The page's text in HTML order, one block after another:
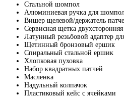
Стальной шомпол
Алюминиевая ручка для
Вишер щелевой/держатель
Сервисная щетка
Латунный резьбовой адаптер
Щетинный бронзовый ершик
Спиральный стальной ершик
Хлопковая пуховка
Набор квадратных патчей
Масленка
Надульный колпачок
Пластиковый кейс с ячейками